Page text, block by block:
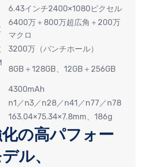
6.43インチ2400×1080ピクセル
6400万＋800万超広角＋200万
マクロ
3200万（パンチホール）
8GB＋128GB、12GB＋256GB
4300mAh
n1／n3／n28／n41／n77／n78
163.04×75.34×7.8mm、186g
の高パフォー
ル、